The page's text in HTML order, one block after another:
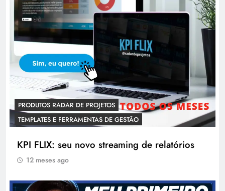
PRODUTOS RADAR DE PROJETOS
TEMPLATES E FERRAMENTAS DE GESTÃO
KPI FLIX: seu novo streaming de relatórios
12 meses ago